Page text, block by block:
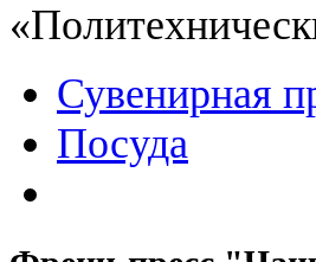
Сувенирная
Посуда